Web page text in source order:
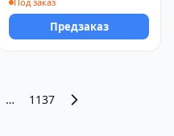
Предзаказ
… 1137